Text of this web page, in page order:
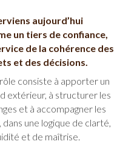
aujourd’hui
un tiers de confiance,
de la cohérence des
et des décisions.
consiste à apporter un
extérieur, à structurer les
et à accompagner les
dans une logique de clarté,
et de maîtrise.